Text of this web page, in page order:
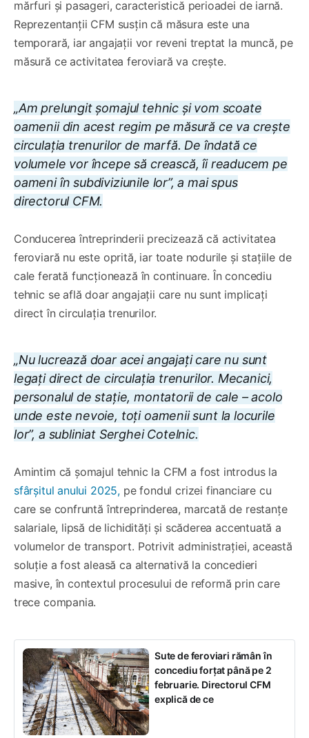
mărfuri și pasageri, caracteristică perioadei de iarnă.
Reprezentanții CFM susțin că măsura este una
temporară, iar angajații vor reveni treptat la muncă, pe
măsură ce activitatea feroviară va crește.
„Am prelungit șomajul tehnic și vom scoate
oamenii din acest regim pe măsură ce va crește
circulația trenurilor de marfă. De îndată ce
volumele vor începe să crească, îi readucem pe
oameni în subdiviziunile lor”, a mai spus
directorul CFM.
Conducerea întreprinderii precizează că activitatea
feroviară nu este oprită, iar toate nodurile și stațiile de
cale ferată funcționează în continuare. În concediu
tehnic se află doar angajații care nu sunt implicați
direct în circulația trenurilor.
„Nu lucrează doar acei angajați care nu sunt
legați direct de circulația trenurilor. Mecanici,
personalul de stație, montatorii de cale – acolo
unde este nevoie, toți oamenii sunt la locurile
lor”, a subliniat Serghei Cotelnic.
Amintim că șomajul tehnic la CFM a fost introdus la
sfârșitul anului 2025, pe fondul crizei financiare cu
care se confruntă întreprinderea, marcată de restanțe
salariale, lipsă de lichidități și scăderea accentuată a
volumelor de transport. Potrivit administrației, această
soluție a fost aleasă ca alternativă la concedieri
masive, în contextul procesului de reformă prin care
trece compania.
Sute de feroviari rămân în
concediu forțat până pe 2
februarie. Directorul CFM
explică de ce